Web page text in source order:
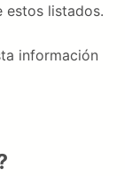
estos listados.
información